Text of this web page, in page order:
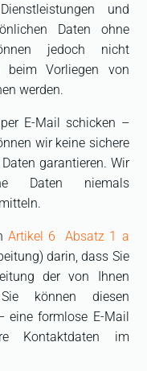
und
Daten ohne
jedoch nicht
beim Vorliegen von
werden.
E-Mail schicken –
wir keine sichere
garantieren. Wir
Daten niemals
Artikel 6 Absatz 1 a
darin, dass Sie
der von Ihnen
können diesen
eine formlose E-Mail
Kontaktdaten im